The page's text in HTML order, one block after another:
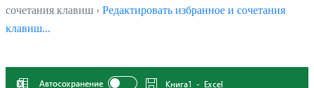
сочетания клавиш › Редактировать избранное и сочетания
клавиш...